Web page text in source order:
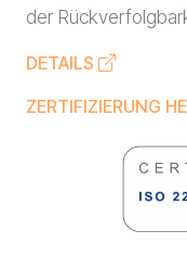
der
DETAILS
ZERTIFIZIERUNG